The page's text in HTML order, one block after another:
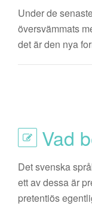
Under de
översvämmats
det är den nya
Vad
Det svenska
ett av dessa är
pretentiös